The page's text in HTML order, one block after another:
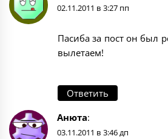
02.11.2011 в 3:27 пп
Пасиба за пост он был
вылетаем!
Ответить
Анюта:
03.11.2011 в 3:46 дп